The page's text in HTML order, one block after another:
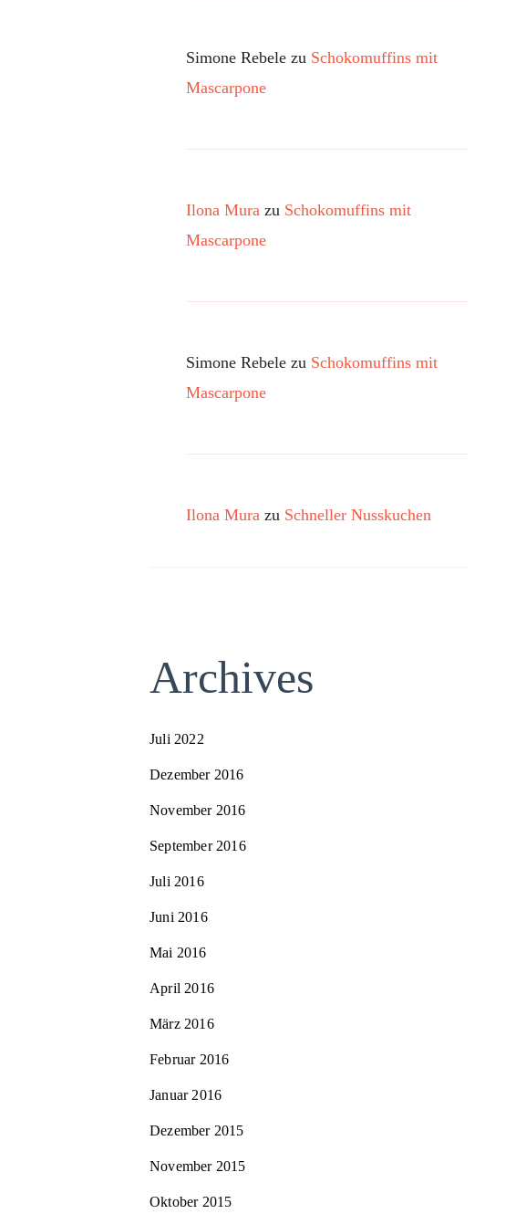
Simone Rebele zu Schokomuffins mit
Mascarpone
Ilona Mura zu Schokomuffins mit
Mascarpone
Simone Rebele zu Schokomuffins mit
Mascarpone
Ilona Mura zu Schneller Nusskuchen
Archives
Juli 2022
Dezember 2016
November 2016
September 2016
Juli 2016
Juni 2016
Mai 2016
April 2016
März 2016
Februar 2016
Januar 2016
Dezember 2015
November 2015
Oktober 2015